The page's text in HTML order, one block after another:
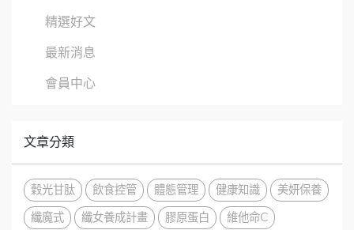
精選好文
最新消息
會員中心
文章分類
穀光甘肽 飲食控管 體態管理 健康知識
美妍保養
纖魔式
纖女養成計畫 膠原蛋白
維他命C